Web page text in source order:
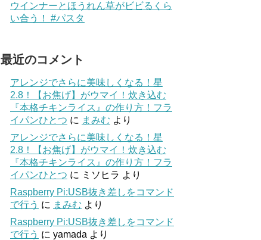
ウインナーとほうれん草がビビるくら
い合う！ #パスタ
最近のコメント
アレンジでさらに美味しくなる！星
2.8！【お焦げ】がウマイ！炊き込む
『本格チキンライス』の作り方！フラ
イパンひとつ に まみむ より
アレンジでさらに美味しくなる！星
2.8！【お焦げ】がウマイ！炊き込む
『本格チキンライス』の作り方！フラ
イパンひとつ に ミソヒラ より
Raspberry Pi:USB抜き差しをコマンド
で行う に まみむ より
Raspberry Pi:USB抜き差しをコマンド
で行う に yamada より